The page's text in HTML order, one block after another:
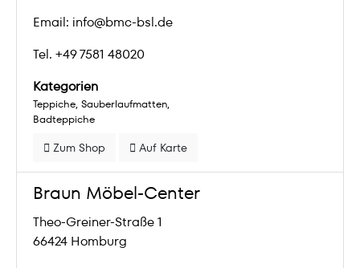
Email: info@bmc-bsl.de
Tel. +49 7581 48020
Kategorien
Teppiche Sauberlaufmatten
Badteppiche
Zum Shop Auf Karte
Braun Möbel-Center
Theo-Greiner-Straße 1
66424 Homburg